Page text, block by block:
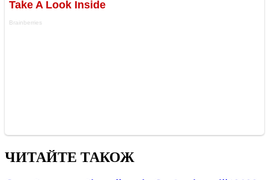
ЧИТАЙТЕ ТАКОЖ